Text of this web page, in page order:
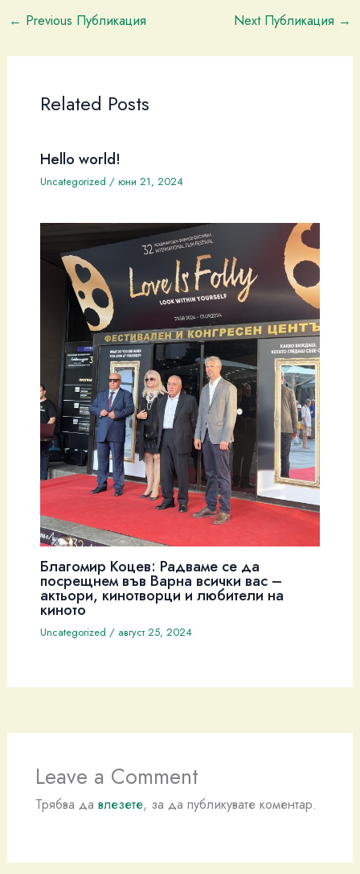
← Previous Публикация Next Публикация →
Related Posts
Hello world!
Uncategorized / юни 21, 2024
Благомир Коцев: Радваме се да
посрещнем във Варна всички вас –
актьори, кинотворци и любители на
киното
Uncategorized / август 25, 2024
Leave a Comment
Трябва да влезете, за да публикувате коментар.